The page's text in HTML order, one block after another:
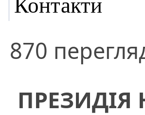
Контакти
870
ПРЕЗИДІЯ